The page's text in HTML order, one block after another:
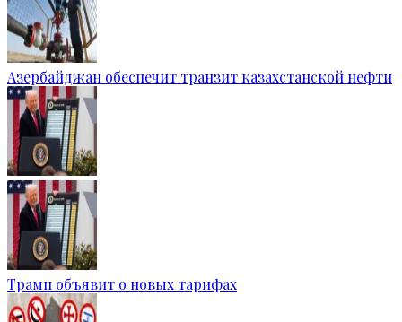
Азербайджан обеспечит транзит казахстанской нефти
Трамп объявит о новых тарифах